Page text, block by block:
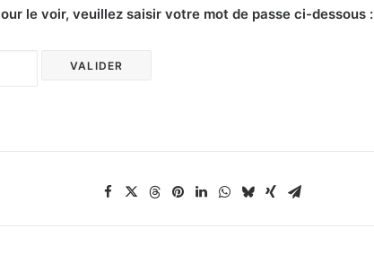
le voir, veuillez saisir votre mot de passe ci-dessous :